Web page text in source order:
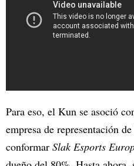
Para eso, el Kun se asoció
empresa de representación
conformar Slak Esports